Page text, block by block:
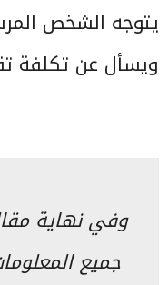
يتوجه الشخص
ويسأل عن تكلفة
وفي نهاية
جميع